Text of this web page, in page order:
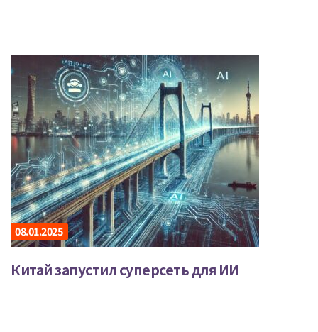
08.01.2025
Китай запустил суперсеть для ИИ